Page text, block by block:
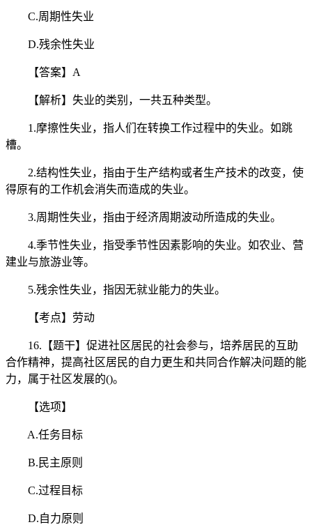
C.周期性失业
D.残余性失业
【答案】A
【解析】失业的类别，一共五种类型。
1.摩擦性失业，指人们在转换工作过程中的失业。如跳
槽。
2.结构性失业，指由于生产结构或者生产技术的改变，使
得原有的工作机会消失而造成的失业。
3.周期性失业，指由于经济周期波动所造成的失业。
4.季节性失业，指受季节性因素影响的失业。如农业、营
建业与旅游业等。
5.残余性失业，指因无就业能力的失业。
【考点】劳动
16.【题干】促进社区居民的社会参与，培养居民的互助
合作精神，提高社区居民的自力更生和共同合作解决问题的能
力，属于社区发展的()。
【选项】
A.任务目标
B.民主原则
C.过程目标
D.自力原则